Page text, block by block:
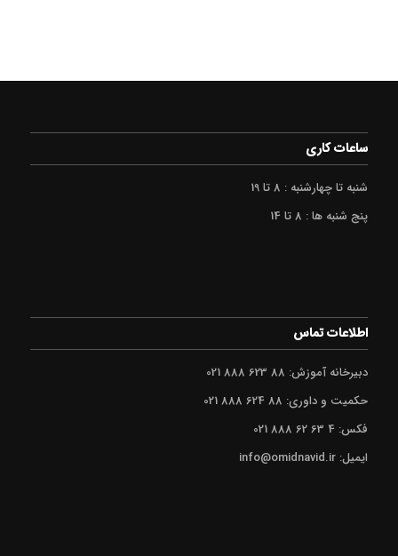
ساعات کاری
شنبه تا چهارشنبه : 8 تا 19
پنج شنبه ها : 8 تا 14
اطلاعات تماس
دبیرخانه آموزش: 88 623 888 021
حکمیت و داوری: 88 624 888 021
فکس: 4 63 62 888 021
ایمیل: info@omidnavid.ir